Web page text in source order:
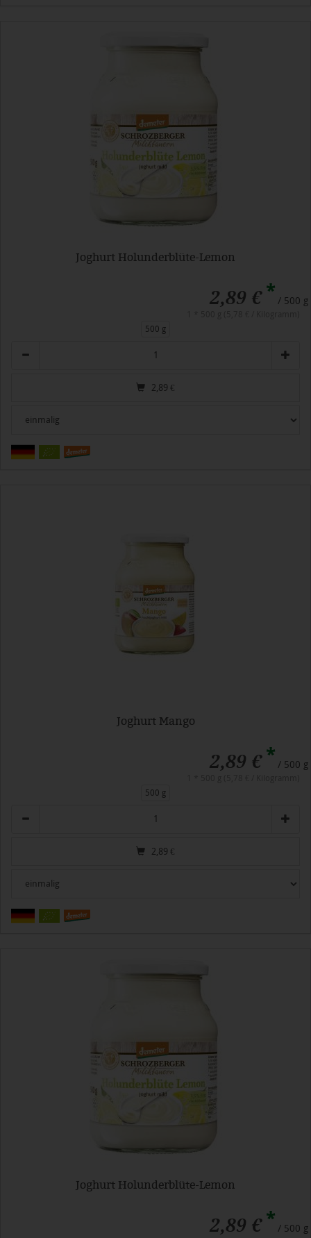
Joghurt Holunderblüte-Lemon
2,89 €* / 500 g
500 g
2,89 €
Joghurt Mango
2,89 €* / 500 g
500 g
2,89 €
Joghurt Holunderblüte-Lemon
2,89 €* / 500 g